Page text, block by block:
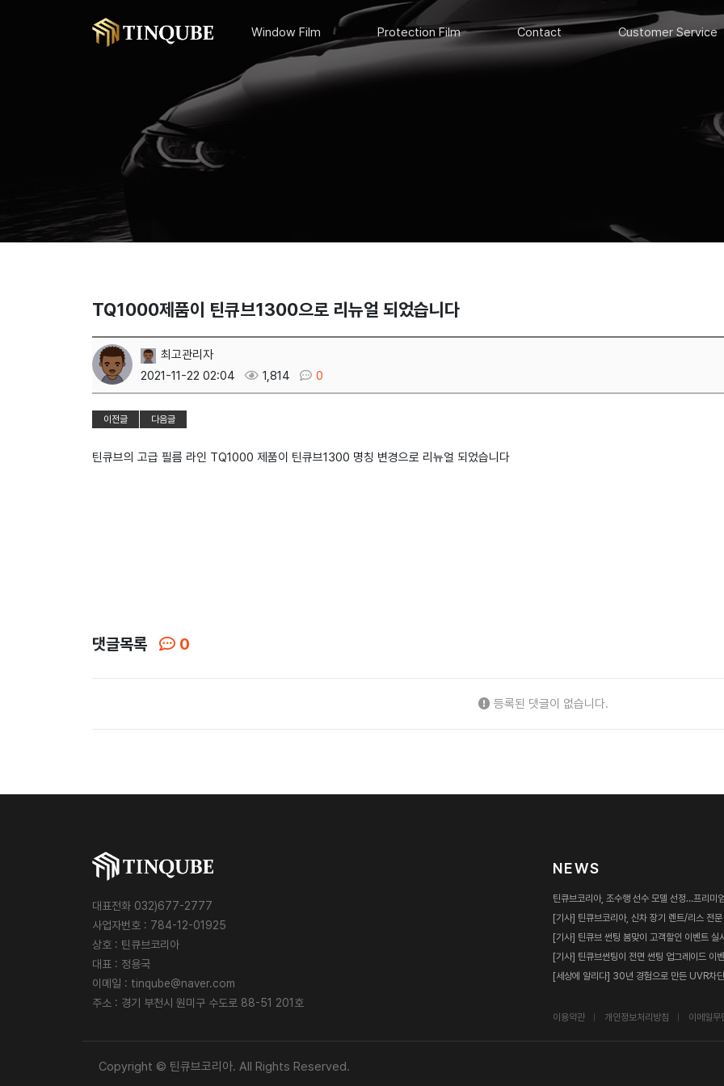
Window Film Protection Film Contact Customer Service
TQ1000제품이 틴큐브1300으로 리뉴얼 되었습니다
최고관리자
2021-11-22 02:04
1,814 0
이전글 다음글
틴큐브의 고급 필름 라인 TQ1000 제품이 틴큐브1300 명칭 변경으로 리뉴얼 되었습니다
댓글목록 0
등록된 댓글이 없습니다.
대표전화 032)677-2777
사업자번호 : 784-12-01925
상호 : 틴큐브코리아
대표 : 정용국
이메일 : tinqube@naver.com
주소 : 경기 부천시 원미구 수도로 88-51 201호
NEWS
틴큐브코리아, 조수행 선수 모델 선정…프리미
[기사] 틴큐브코리아, 신차 장기 렌트/리스 전
[기사] 틴큐브 썬팅 봄맞이 고객할인 이벤트 실
[기사] 틴큐브썬팅이 전면 썬팅 업그레이드 이
[세상에 알리다] 30년 경험으로 만든 UVR
이용약관 개인정보처리방침 이메일무
Copyright © 틴큐브코리아. All Rights Reserved.